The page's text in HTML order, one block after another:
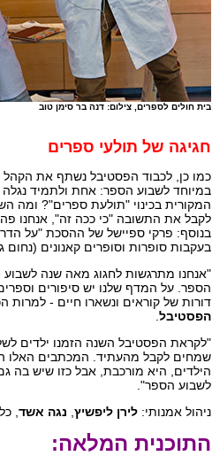
בית חולים לספרים, צילום: דנה בר סימן טוב
חגיגה של תולעי ספרים
כמו כן, לכבוד הפסטיבל נשתף את הקהל
במיוחד לשבוע הספר: אחת ולתמיד
המקורית בכינוי "תולעת ספרים"? ומה
לקבל את התשובה "כי ככה זה", אנחנו פה
בנוסף: פרקי ספיישל של ההסכת "על
בעקבות סופרות וסופרים קאנונים (נחום
"אנחנו מתרגשות לחגוג מאה שנה
הספר. על המדף שלנו יש סיפורים
דורות של קוראים ונשארו חיים - למרות
הפסטיבל
"לקראת הפסטיבל השנה הזמנו ילדים
שמחים לקבל מהעתיד. המכתבים האלו
לשבוע הספר".
ניהול אמנותי: לירן ליפשיץ נגה אשד ,
התוכנית המלאה: